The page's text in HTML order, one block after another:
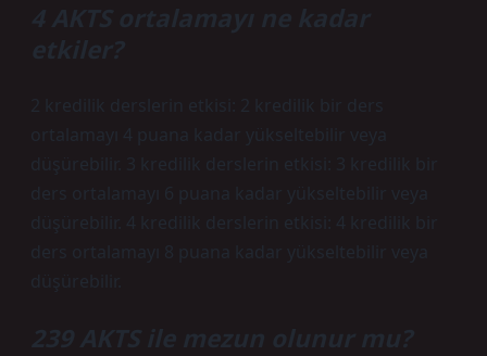
4 AKTS ortalamayı ne kadar
etkiler?
2 kredilik derslerin etkisi: 2 kredilik bir ders
ortalamayı 4 puana kadar yükseltebilir veya
düşürebilir. 3 kredilik derslerin etkisi: 3 kredilik bir
ders ortalamayı 6 puana kadar yükseltebilir veya
düşürebilir. 4 kredilik derslerin etkisi: 4 kredilik bir
ders ortalamayı 8 puana kadar yükseltebilir veya
düşürebilir.
239 AKTS ile mezun olunur mu?